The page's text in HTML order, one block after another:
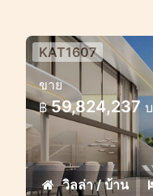
โครงการวิลล่า
บนเนินเขาในย่
ออโรร่า กะตะ ท็อ
ทันสมัยผสมผสาน
KAT1607
ขาย
฿ 59,824,237
วิลล่า / บ้าน